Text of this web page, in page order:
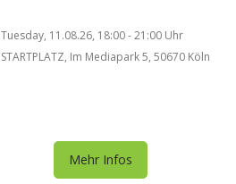
Tuesday, 11.08.26, 18:00 - 21:00 Uhr
STARTPLATZ, Im Mediapark 5, 50670 Köln
Mehr Infos